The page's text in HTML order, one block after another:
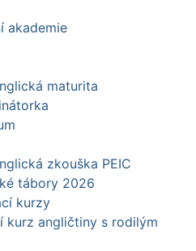
akademie
maturita
zkouška PEIC
tábory 2026
kurzy
kurz angličtiny s rodilým